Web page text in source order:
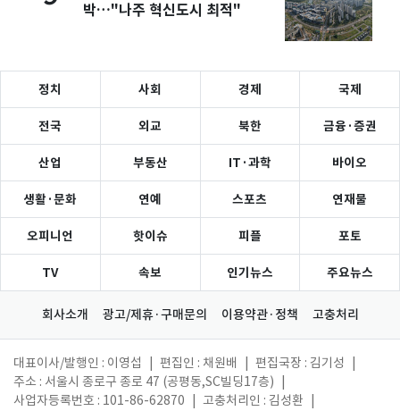
박…"나주 혁신도시 최적"
정치 사회 경제 국제
전국 외교 북한 금융·증권
산업 부동산 IT·과학 바이오
생활·문화 연예 스포츠 연재물
오피니언 핫이슈 피플 포토
TV 속보 인기뉴스 주요뉴스
회사소개 광고/제휴·구매문의 이용약관·정책 고충처리
대표이사/발행인 : 이영섭 편집인 : 채원배 편집국장 : 김기성
주소 : 서울시 종로구 종로 47 (공평동,SC빌딩17층)
사업자등록번호 : 101-86-62870
고충처리인 : 김성환